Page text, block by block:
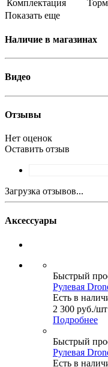
Комплектация
Показать еще
Наличие в магазинах
Видео
Отзывы
Нет оценок
Оставить отзыв
Загрузка отзывов...
Аксессуары
Быстрый
Рулевая
Есть в
2 300 руб./шт
Подробнее
Быстрый
Рулевая
Есть в